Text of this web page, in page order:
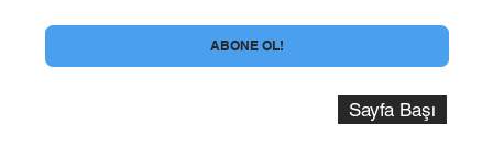
ABONE OL!
Sayfa Başı